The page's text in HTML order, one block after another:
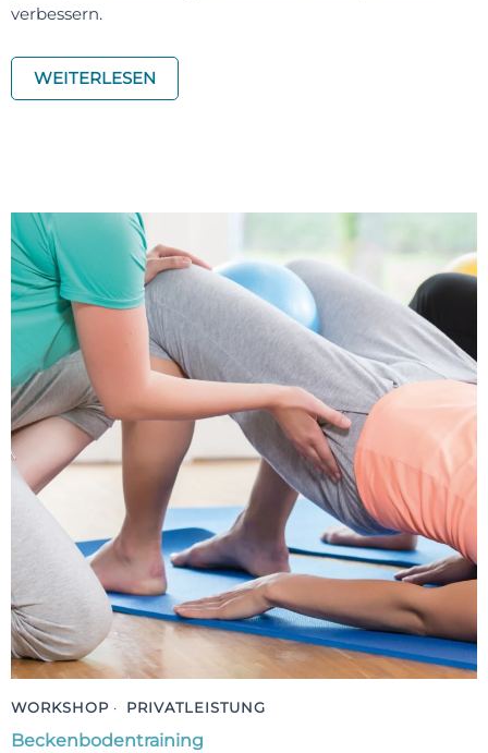
verbessern.
WEITERLESEN
WORKSHOP · PRIVATLEISTUNG
Beckenbodentraining